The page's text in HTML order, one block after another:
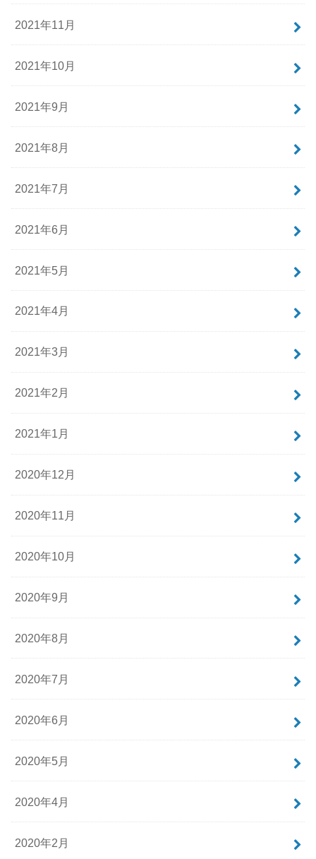
2021年11月
2021年10月
2021年9月
2021年8月
2021年7月
2021年6月
2021年5月
2021年4月
2021年3月
2021年2月
2021年1月
2020年12月
2020年11月
2020年10月
2020年9月
2020年8月
2020年7月
2020年6月
2020年5月
2020年4月
2020年2月